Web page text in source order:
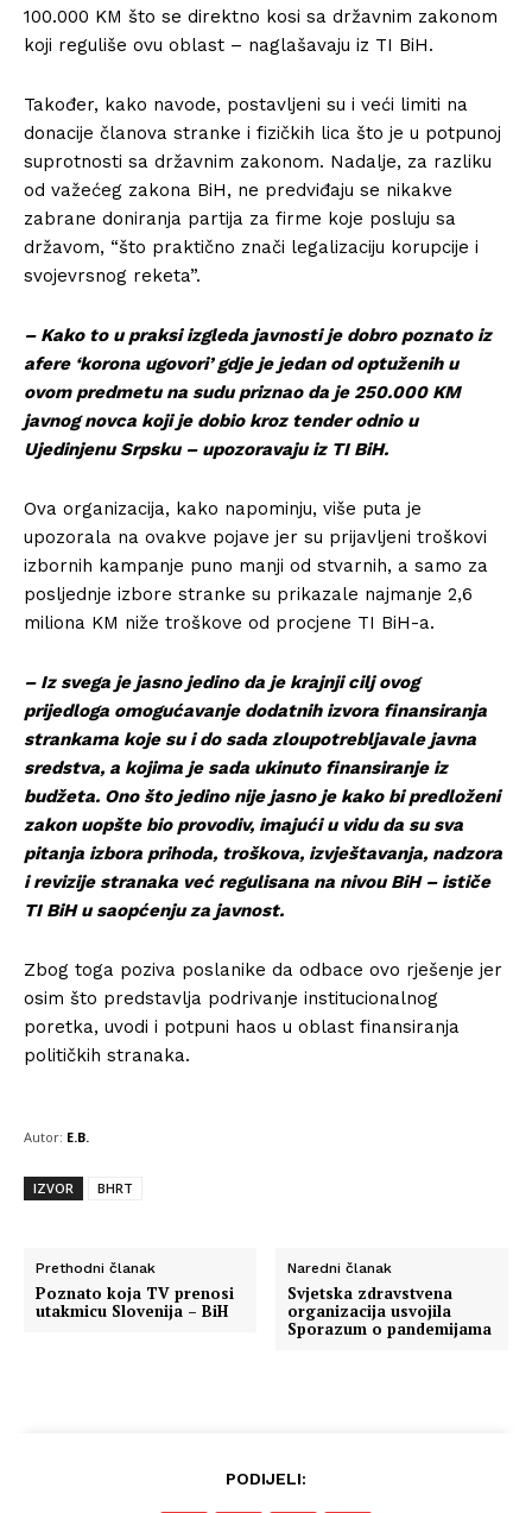
100.000 KM što se direktno kosi sa državnim zakonom
koji reguliše ovu oblast – naglašavaju iz TI BiH.
Također, kako navode, postavljeni su i veći limiti na
donacije članova stranke i fizičkih lica što je u potpunoj
suprotnosti sa državnim zakonom. Nadalje, za razliku
od važećeg zakona BiH, ne predviđaju se nikakve
zabrane doniranja partija za firme koje posluju sa
državom, “što praktično znači legalizaciju korupcije i
svojevrsnog reketa”.
– Kako to u praksi izgleda javnosti je dobro poznato iz
afere ‘korona ugovori’ gdje je jedan od optuženih u
ovom predmetu na sudu priznao da je 250.000 KM
javnog novca koji je dobio kroz tender odnio u
Ujedinjenu Srpsku – upozoravaju iz TI BiH.
Ova organizacija, kako napominju, više puta je
upozorala na ovakve pojave jer su prijavljeni troškovi
izbornih kampanje puno manji od stvarnih, a samo za
posljednje izbore stranke su prikazale najmanje 2,6
miliona KM niže troškove od procjene TI BiH-a.
– Iz svega je jasno jedino da je krajnji cilj ovog
prijedloga omogućavanje dodatnih izvora finansiranja
strankama koje su i do sada zloupotrebljavale javna
sredstva, a kojima je sada ukinuto finansiranje iz
budžeta. Ono što jedino nije jasno je kako bi predloženi
zakon uopšte bio provodiv, imajući u vidu da su sva
pitanja izbora prihoda, troškova, izvještavanja, nadzora
i revizije stranaka već regulisana na nivou BiH – ističe
TI BiH u saopćenju za javnost.
Zbog toga poziva poslanike da odbace ovo rješenje jer
osim što predstavlja podrivanje institucionalnog
poretka, uvodi i potpuni haos u oblast finansiranja
političkih stranaka.
Autor: E.B.
IZVOR BHRT
Prethodni članak
Poznato koja TV prenosi
utakmicu Slovenija – BiH
Naredni članak
Svjetska zdravstvena
organizacija usvojila
Sporazum o pandemijama
PODIJELI: